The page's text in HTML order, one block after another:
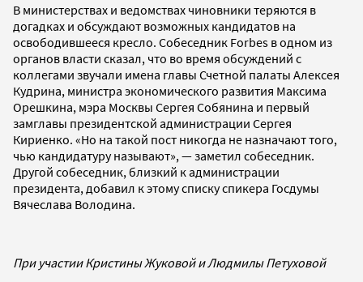
В министерствах и ведомствах чиновники теряются в
догадках и обсуждают возможных кандидатов на
освободившееся кресло. Собеседник Forbes в одном из
органов власти сказал, что во время обсуждений с
коллегами звучали имена главы Счетной палаты Алексея
Кудрина, министра экономического развития Максима
Орешкина, мэра Москвы Сергея Собянина и первый
замглавы президентской администрации Сергея
Кириенко. «Но на такой пост никогда не назначают того,
чью кандидатуру называют», — заметил собеседник.
Другой собеседник, близкий к администрации
президента, добавил к этому списку спикера Госдумы
Вячеслава Володина.
При участии Кристины Жуковой и Людмилы Петуховой